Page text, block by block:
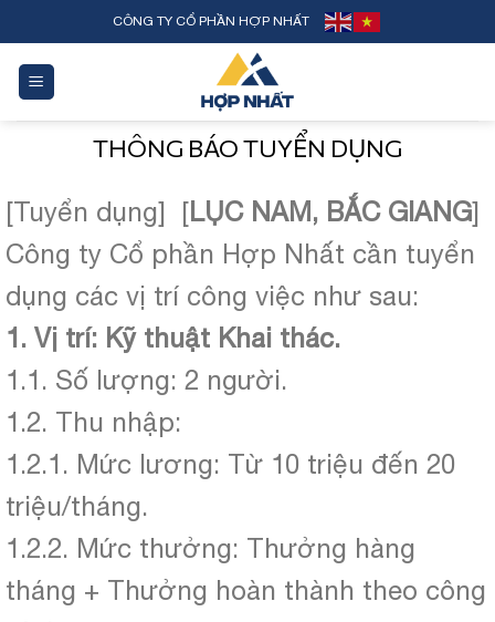
to
content
CÔNG TY CỔ PHẦN HỢP NHẤT
THÔNG BÁO TUYỂN DỤNG
[Tuyển dụng] [LỤC NAM, BẮC GIANG]
Công ty Cổ phần Hợp Nhất cần tuyển
dụng các vị trí công việc như sau:
1. Vị trí: Kỹ thuật Khai thác.
1.1. Số lượng: 2 người.
1.2. Thu nhập:
1.2.1. Mức lương: Từ 10 triệu đến 20
triệu/tháng.
1.2.2. Mức thưởng: Thưởng hàng
tháng + Thưởng hoàn thành theo công